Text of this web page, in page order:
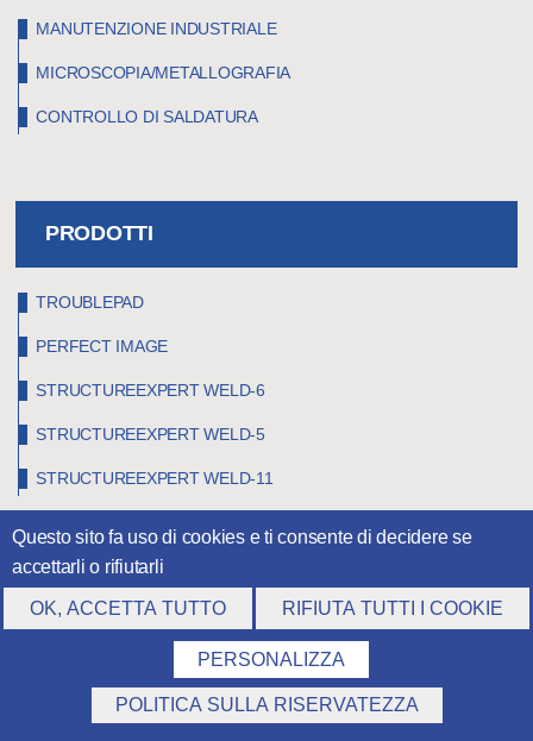
MANUTENZIONE INDUSTRIALE
MICROSCOPIA/METALLOGRAFIA
CONTROLLO DI SALDATURA
PRODOTTI
TROUBLEPAD
PERFECT IMAGE
STRUCTUREEXPERT WELD-6
STRUCTUREEXPERT WELD-5
STRUCTUREEXPERT WELD-11
© Claravision2026
Questo sito fa uso di cookies e ti consente di decidere se
accettarli o rifiutarli
OK, ACCETTA TUTTO RIFIUTA TUTTI I COOKIE
PERSONALIZZA
POLITICA SULLA RISERVATEZZA